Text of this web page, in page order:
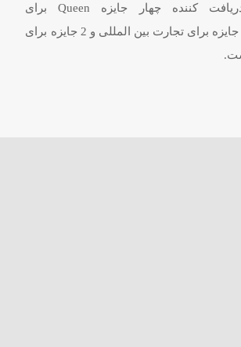
فوکوسرایت دریافت کننده چهار جایزه Queen برای
Enterprise ، دو جایزه برای تجارت بین المللی و 2 جایزه برای